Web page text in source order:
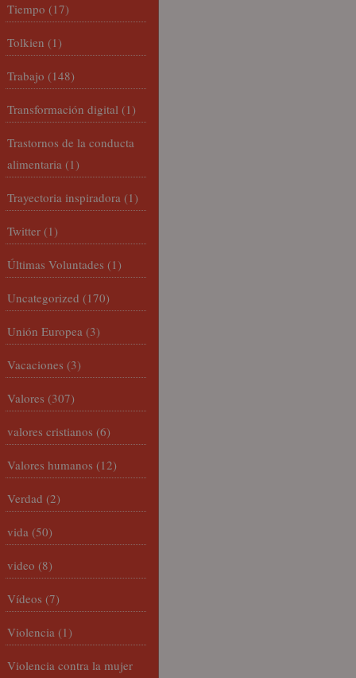
Tiempo (17)
Tolkien (1)
Trabajo (148)
Transformación digital (1)
Trastornos de la conducta
alimentaria (1)
Trayectoria inspiradora (1)
Twitter (1)
Últimas Voluntades (1)
Uncategorized (170)
Unión Europea (3)
Vacaciones (3)
Valores (307)
valores cristianos (6)
Valores humanos (12)
Verdad (2)
vida (50)
video (8)
Vídeos (7)
Violencia (1)
Violencia contra la mujer